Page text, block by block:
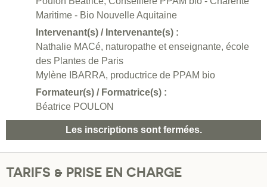
Maritime - Bio Nouvelle Aquitaine
Intervenant(s) / Intervenante(s) :
Nathalie MACé, naturopathe et enseignante, école
des Plantes de Paris
Mylène IBARRA, productrice de PPAM bio
Formateur(s) / Formatrice(s) :
Béatrice POULON
Les inscriptions sont fermées.
TARIFS & PRISE EN CHARGE